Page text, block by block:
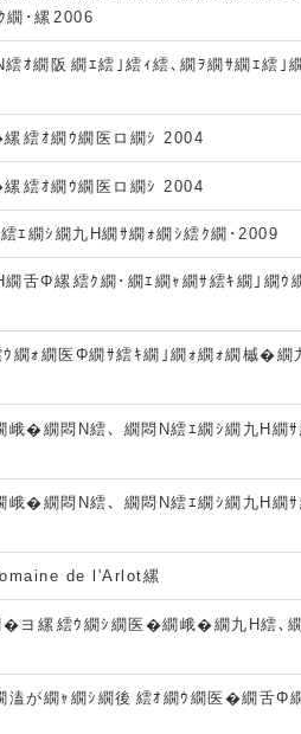
･縲2006
繝阪繝ｴ繧｣繧ｨ繧､繝ｦ繝ｻ繝ｴ繧｣
繧ｵ繝ｳ繝医ロ繝ｼ 2004
繧ｵ繝ｳ繝医ロ繝ｼ 2004
ｴ繝ｼ繝九Η繝ｻ繝ｫ繝ｼ繧ｸ繝･2009
舌Φ縲繧ｸ繝･繝ｴ繝ｬ繝ｻ繧ｷ繝｣繝ｳ
繝ｫ繝医Φ繝ｻ繧ｷ繝｣繝ｫ繝ｫ繝槭�繝
�繝悶Ν繧､ 繝悶Ν繧ｴ繝ｼ繝九Η繝ｻ
�繝悶Ν繧､ 繝悶Ν繧ｴ繝ｼ繝九Η繝ｻ
de l'Arlot縲
ヨ縲繧ｳ繝ｼ繝医�繝峨�繝九Η繧､
が繝ｬ繝ｼ繝後繧ｵ繝ｳ繝医�繝舌Φ